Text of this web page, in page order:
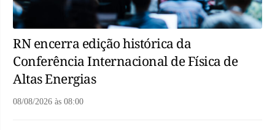
RN encerra edição histórica da
Conferência Internacional de Física de
Altas Energias
08/08/2026 às 08:00